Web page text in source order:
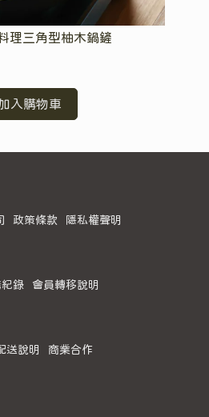
理三角型柚木鍋鏟
入購物車
政策條款 隱私權聲明
錄 會員轉移說明
送說明 商業合作